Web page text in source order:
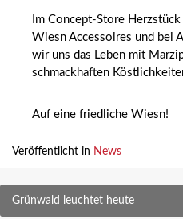
Im Concept-Store
Wiesn Accessoires und bei
wir uns das Leben mit
schmackhaften
Auf eine friedliche Wiesn!
Veröffentlicht in News
Grünwald leuchtet heute